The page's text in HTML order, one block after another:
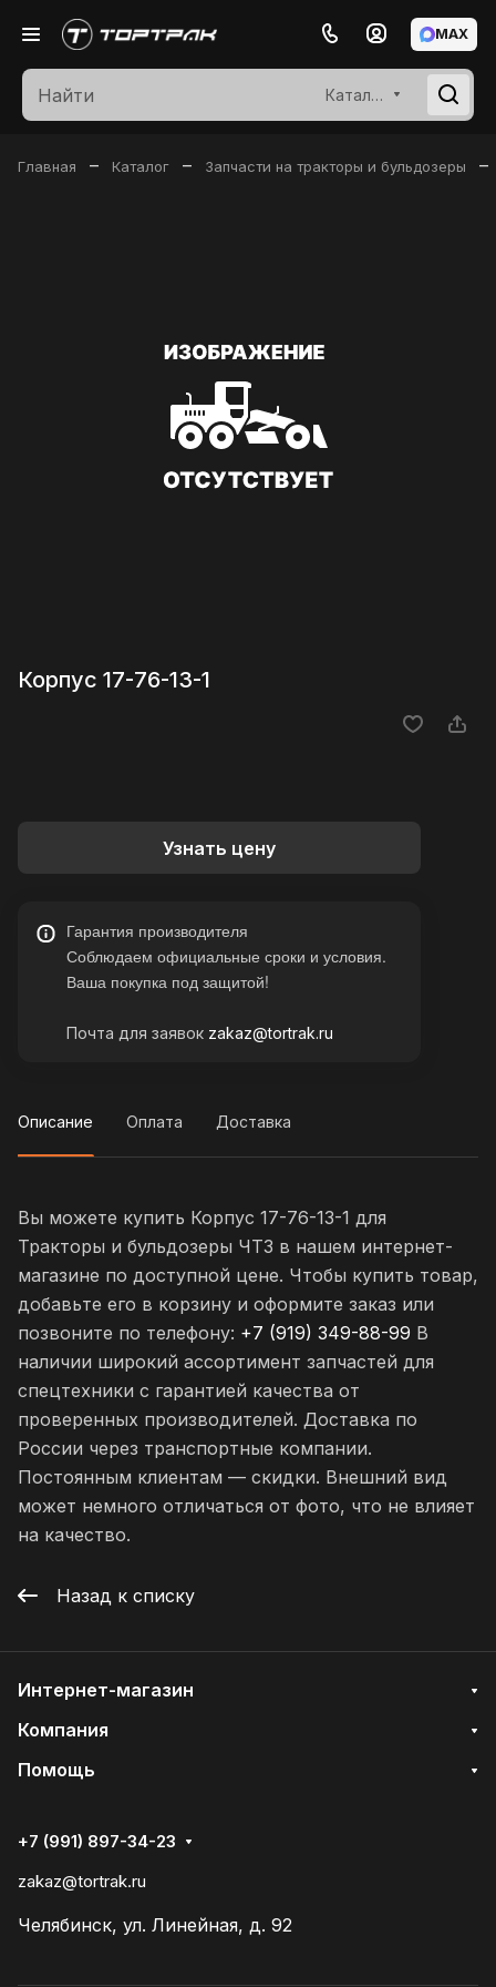
Каталог
MAX
Главная – Каталог – Запчасти на тракторы и бульдозеры –
Корпус 17-76-13-1
Узнать цену
Гарантия производителя
Соблюдаем официальные сроки и условия.
Ваша покупка под защитой!
Почта для заявок zakaz@tortrak.ru
Описание Оплата Доставка
Вы можете купить Корпус 17-76-13-1 для
Тракторы и бульдозеры ЧТЗ в нашем интернет-
магазине по доступной цене. Чтобы купить товар,
добавьте его в корзину и оформите заказ или
позвоните по телефону: +7 (919) 349-88-99 В
наличии широкий ассортимент запчастей для
спецтехники с гарантией качества от
проверенных производителей. Доставка по
России через транспортные компании.
Постоянным клиентам — скидки. Внешний вид
может немного отличаться от фото, что не влияет
на качество.
Назад к списку
Интернет-магазин
Компания
Помощь
+7 (991) 897-34-23
zakaz@tortrak.ru
Челябинск, ул. Линейная, д. 92